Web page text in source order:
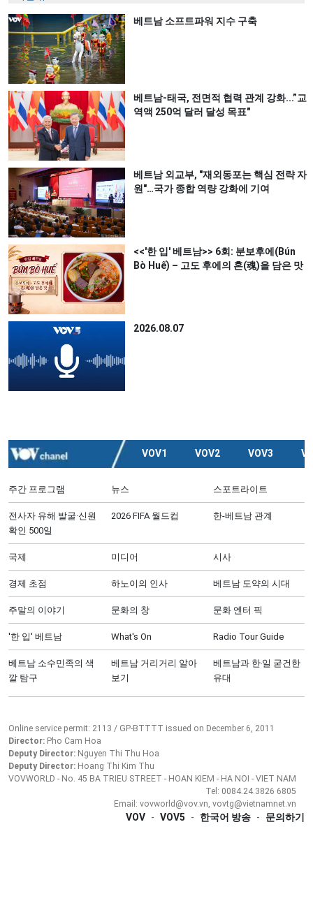
베트남 소프트파워 지수 구축
베트남-태국, 전면적 협력 관계 강화...”교
역액 250억 달러 달성 목표"
베트남 외교부, "재외동포는 핵심 전략 자
원"…국가 종합 역량 강화에 기여
<<'한 입' 베트남>> 6회: 분보후에(Bún
Bò Huế) – 고도 후에의 혼(魂)을 담은 맛
2026.08.07
VOV1 VOV2 VOV3
주간 프로그램 뉴스 스포트라이트
전사자 유해 발굴·신원
확인 500일
2026 FIFA 월드컵 한-베트남 관계
국제 미디어 시사
경제 초점 하노이의 인사 베트남 도약의 시대
주말의 이야기 문화의 창 문화 엔터 픽
'한 입' 베트남 What's On Radio Tour Guide
베트남 소수민족의 색
깔 탐구
베트남 거리거리 알아
보기
베트남과 한‧일 굳건한
유대
Online service permit: 2113 / GP-BTTTT issued on December 6, 2011
Director: Pho Cam Hoa
Deputy Director: Nguyen Thi Thu Hoa
Deputy Director: Hoang Thi Kim Thu
VOVWORLD - No. 45 BA TRIEU STREET - HOAN KIEM - HA NOI - VIET NAM
Tel: 0084.24.3826 6805
Email: vovworld@vov.vn, vovtg@vietnamnet.vn
VOV - VOV5 - 한국어 방송 - 문의하기